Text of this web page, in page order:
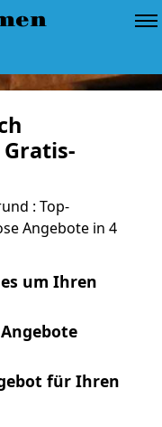
: Top-
Angebote in 4
um Ihren
für Ihren